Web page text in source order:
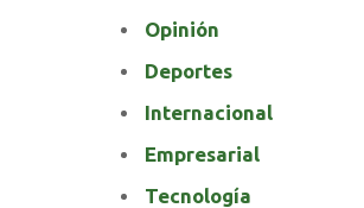
Opinión
Deportes
Internacional
Empresarial
Tecnología